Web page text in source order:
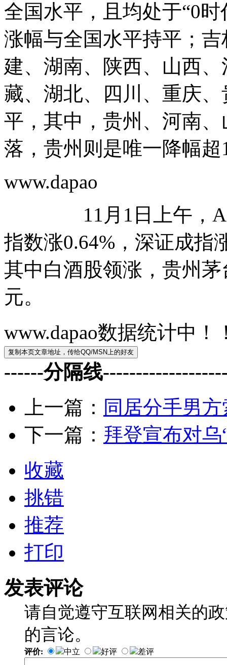
全国水平，且均处于“0
涨幅与全国水平持平；
建、湖南、陕西、山西
藏、湖北、四川、重庆
平，其中，贵州、河南
落，贵州则是唯一降幅超
www.dapao
11月1日上午，A股
指数涨0.64%，深证成指
其中白酒股领涨，贵州
元。
www.dapao数据统计中！
------分隔线
上一篇： 同居分手男
下一篇： 拜登宣布对乌
收藏
挑错
推荐
打印
发表评论
请自觉遵守互联网相关的
的言论。
评价: 中立 好评 差评